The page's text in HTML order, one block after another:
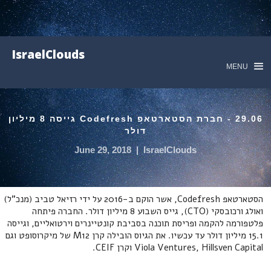
IsraelClouds
MENU
29.06 - חברת הסטארטאפ Codefresh גייסה 8 מיליון
דולר
IsraelClouds
|
June 29, 2018
הסטארטאפ Codefresh, אשר הוקם ב-2016 על ידי רזיאל טביב (מנכ"ל)
ואולג ורכובסקי (CTO), גייס השבוע 8 מיליון דולר. החברה פיתחה
פלטפורמה להקמה ופריסת תוכנה בסביבת קונטיינרים וירטואליים, וגייסה
15.1 מיליון דולר עד עכשיו. את הגיוס הובילה קרן M12 של מיקרוסופט וגם
Viola Ventures, Hillsven Capital וקרן CEIF.